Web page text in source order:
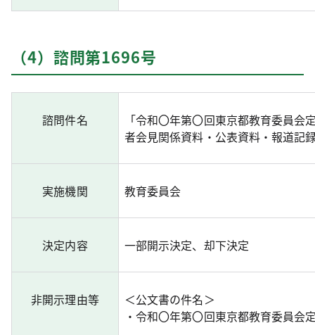
（4）諮問第1696号
諮問件名
「令和〇年第〇回東京都教育委員
者会見関係資料・公表資料・報道記
実施機関 教育委員会
決定内容 一部開示決定、却下決定
非開示理由等
＜公文書の件名＞
・令和〇年第〇回東京都教育委員会